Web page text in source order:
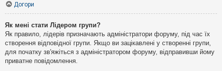
Догори
Як мені стати Лідером групи?
Як правило, лідерів призначають адміністратори форуму, під час їх
створення відповідної групи. Якщо ви зацікавлені у створенні групи,
для початку зв'яжіться з адміністратором форуму, відправивши йому
приватне повідомлення.